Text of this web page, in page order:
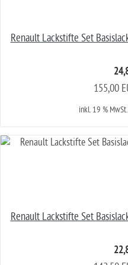
Renault Lackstifte Set
155,00
inkl. 19 % MwSt.
Renault Lackstifte Set